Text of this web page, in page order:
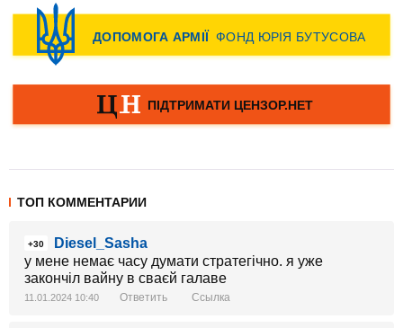
ТОП КОММЕНТАРИИ
+30
Diesel_Sasha
у мене немає часу думати стратегічно. я уже
закончіл вайну в сваєй галаве
11.01.2024 10:40 Ответить Ссылка